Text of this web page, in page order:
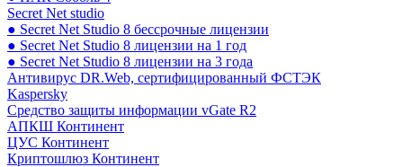
Secret Net studio
● Secret Net Studio 8 бессрочные лицензии
● Secret Net Studio 8 лицензии на 1 год
● Secret Net Studio 8 лицензии на 3 года
Антивирус DR.Web, сертифицированный ФСТЭК
Kaspersky
Средство защиты информации vGate R2
АПКШ Континент
ЦУС Континент
Криптошлюз Континент